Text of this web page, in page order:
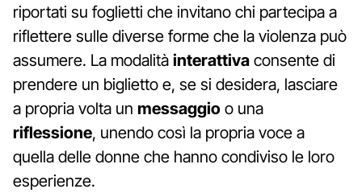
riportati su foglietti che invitano chi partecipa a
riflettere sulle diverse forme che la violenza può
assumere. La modalità interattiva consente di
prendere un biglietto e, se si desidera, lasciare
a propria volta un messaggio o una
riflessione, unendo così la propria voce a
quella delle donne che hanno condiviso le loro
esperienze.